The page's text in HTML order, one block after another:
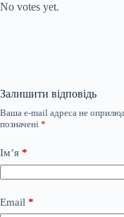
No votes yet.
Залишити відповідь
Ваша e-mail адреса не
позначені *
Ім’я *
Email *